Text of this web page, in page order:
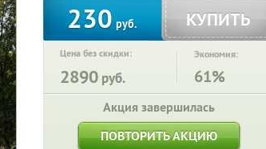
230 руб. КУПИТЬ
Цена без скидки:
2890 руб.
Экономия:
61%
Акция завершилась
ПОВТОРИТЬ АКЦИЮ